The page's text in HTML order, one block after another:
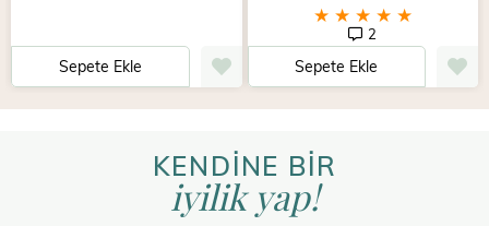
Sepete Ekle
★ ★ ★ ★ ★
2
Sepete Ekle
KENDİNE BİR
iyilik yap!